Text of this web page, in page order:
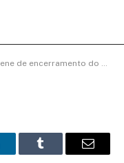
do 4º período Legislativo da 19ª Legislatura
Tumblr Email